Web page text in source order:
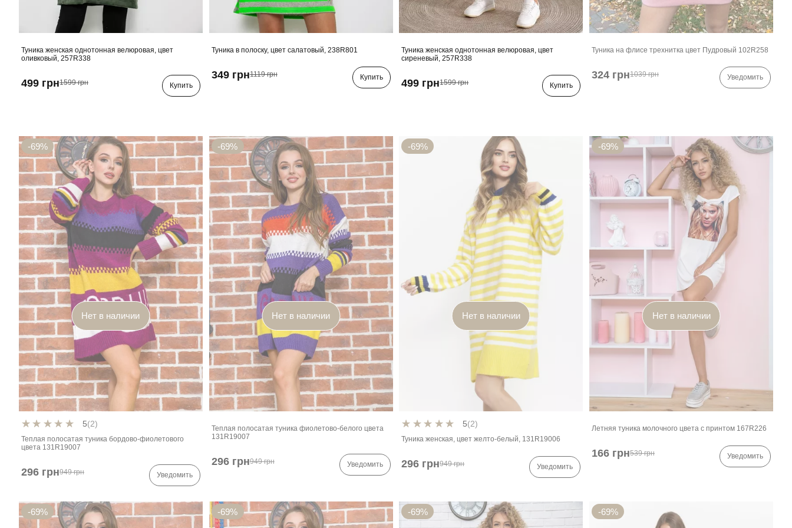
Туника женская однотонная велюровая, цвет
оливковый, 257R338
499 грн1599 грн Купить
Туника в полоску, цвет салатовый, 238R801
349 грн1119 грн Купить
Туника женская однотонная велюровая, цвет
сиреневый, 257R338
499 грн1599 грн Купить
Туника на флисе трехнитка цвет Пудровый 102R258
324 грн1039 грн Уведомить
-69%
Нет в наличии
5(2)
Теплая полосатая туника бордово-фиолетового
цвета 131R19007
296 грн949 грн Уведомить
-69%
Нет в наличии
Теплая полосатая туника фиолетово-белого цвета
131R19007
296 грн949 грн Уведомить
-69%
Нет в наличии
5(2)
Туника женская, цвет желто-белый, 131R19006
296 грн949 грн Уведомить
-69%
Нет в наличии
Летняя туника молочного цвета с принтом 167R226
166 грн539 грн Уведомить
-69% -69% -69% -69%